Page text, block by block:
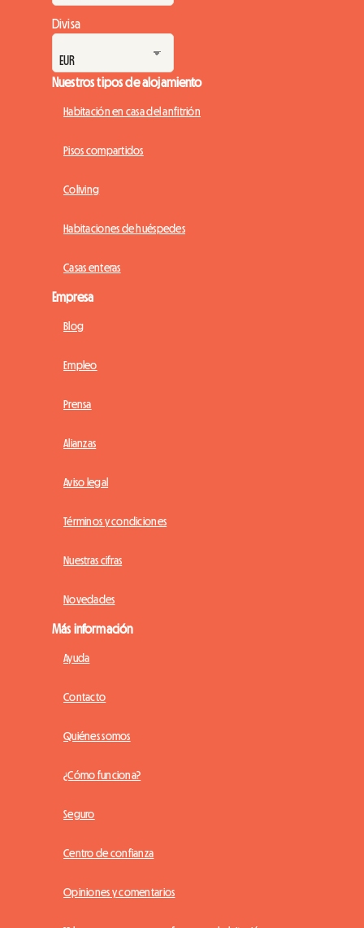
Divisa
Nuestros tipos de alojamiento
Habitación en casa del anfitrión
Pisos compartidos
Coliving
Habitaciones de huéspedes
Casas enteras
Empresa
Blog
Empleo
Prensa
Alianzas
Aviso legal
Términos y condiciones
Nuestras cifras
Novedades
Más información
Ayuda
Contacto
Quiénes somos
¿Cómo funciona?
Seguro
Centro de confianza
Opiniones y comentarios